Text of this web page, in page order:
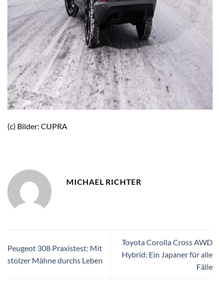
(c) Bilder: CUPRA
MICHAEL RICHTER
Peugeot 308 Praxistest: Mit
stolzer Mähne durchs Leben
Toyota Corolla Cross AWD
Hybrid: Ein Japaner für alle
Fälle